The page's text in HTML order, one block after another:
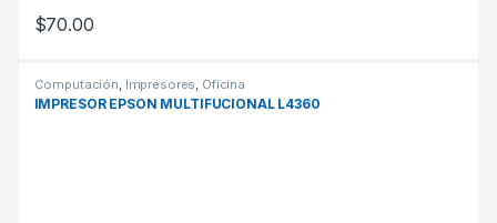
$70.00
Computación Impresores Oficina
IMPRESOR EPSON MULTIFUCIONAL L4360